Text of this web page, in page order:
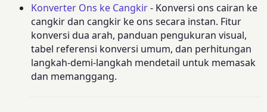
Konverter Ons ke Cangkir- Konversi ons cairan ke
cangkir dan cangkir ke ons secara instan. Fitur
konversi dua arah, panduan pengukuran visual,
tabel referensi konversi umum, dan perhitungan
langkah-demi-langkah mendetail untuk memasak
dan memanggang.